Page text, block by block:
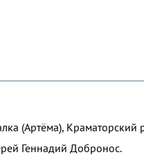
(Артёма), Краматорский
Геннадий Добронос.